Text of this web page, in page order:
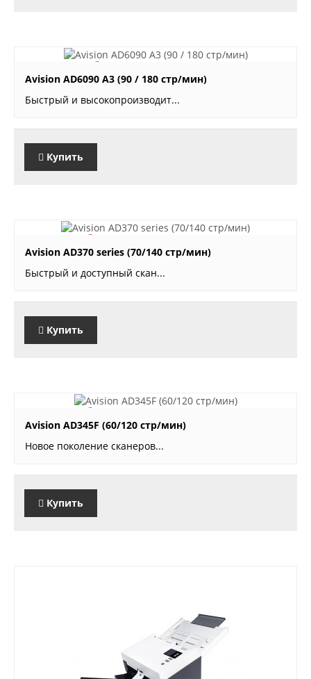
235'300 руб.
Avision AD6090 A3 (90 / 180 стр/мин)
Быстрый и высокопроизводит...
Купить
64'300 руб.
Avision AD370 series (70/140 стр/мин)
Быстрый и доступный скан...
Купить
71'820 руб.
Avision AD345F (60/120 стр/мин)
Новое поколение сканеров...
Купить